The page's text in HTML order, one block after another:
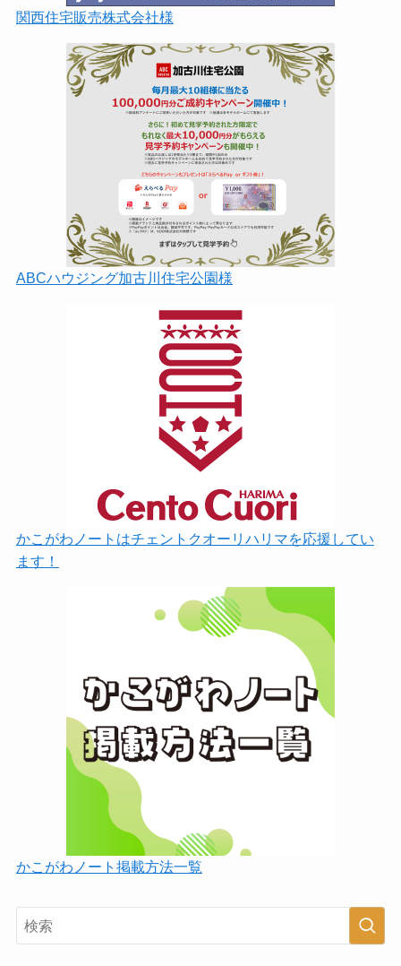
関西住宅販売株式会社様
ABCハウジング加古川住宅公園様
かこがわノートはチェントクオーリハリマを応援してい
ます！
かこがわノート掲載方法一覧